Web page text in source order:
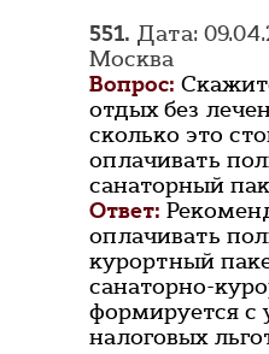
551. Дата:
Москва
Вопрос:
отдых без
сколько это
оплачивать
санаторный
Ответ:
оплачивать
курортный
санаторно-
формируется с
налоговых